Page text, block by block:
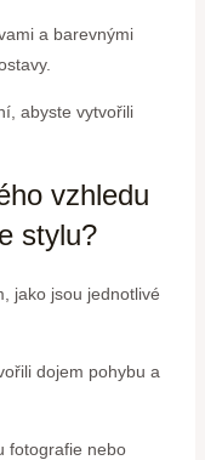
a barevnými
abyste vytvořili
vzhledu
stylu?
jako jsou jednotlivé
dojem pohybu a
fotografie nebo